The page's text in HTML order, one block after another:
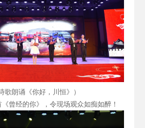
诗歌朗诵《你好，川恒》）
曾经的你》，令现场观众如痴如醉！